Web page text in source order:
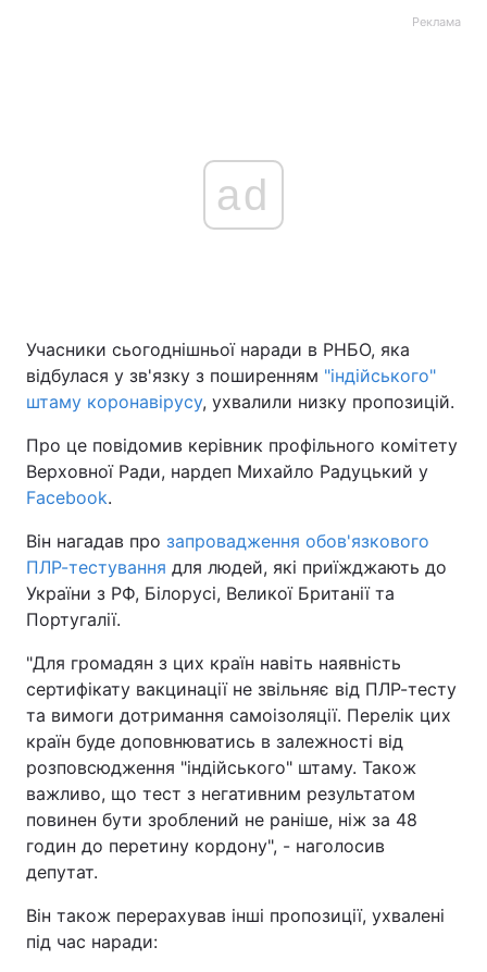
Реклама
ad
Учасники сьогоднішньої наради в РНБО, яка
відбулася у зв'язку з поширенням "індійського"
штаму коронавірусу, ухвалили низку пропозицій.
Про це повідомив керівник профільного комітету
Верховної Ради, нардеп Михайло Радуцький у
Facebook.
Він нагадав про запровадження обов'язкового
ПЛР-тестування для людей, які приїжджають до
України з РФ, Білорусі, Великої Британії та
Португалії.
"Для громадян з цих країн навіть наявність
сертифікату вакцинації не звільняє від ПЛР-тесту
та вимоги дотримання самоізоляції. Перелік цих
країн буде доповнюватись в залежності від
розповсюдження "індійського" штаму. Також
важливо, що тест з негативним результатом
повинен бути зроблений не раніше, ніж за 48
годин до перетину кордону", - наголосив
депутат.
Він також перерахував інші пропозиції, ухвалені
під час наради: